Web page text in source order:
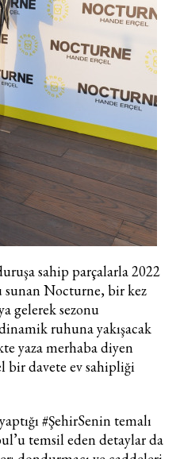
en
güzelllik
partilerden
haftalık e-
sahip parçalarla 2022
Nocturne, bir kez
gelerek sezonu
ruhuna yakışacak
yaza merhaba diyen
bir davete ev sahipliği
#ŞehirSenin temalı
temsil eden detaylar da